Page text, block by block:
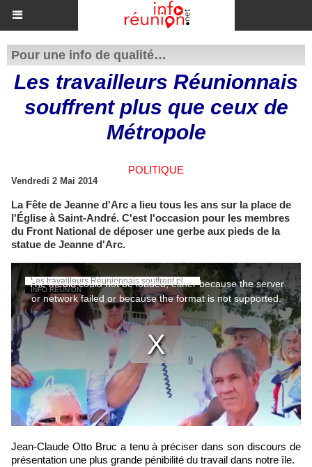
Pour une info de qualité…
Les travailleurs Réunionnais
souffrent plus que ceux de
Métropole
POLITIQUE
Vendredi 2 Mai 2014
La Fête de Jeanne d'Arc a lieu tous les ans sur la place de
l'Église à Saint-André. C'est l'occasion pour les membres
du Front National de déposer une gerbe aux pieds de la
statue de Jeanne d'Arc.
Jean-Claude Otto Bruc a tenu à préciser dans son discours de
présentation une plus grande pénibilité du travail dans notre île.